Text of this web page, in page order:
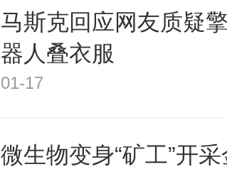
料填写“内资研发机构
次按填表说明填写。
案的研发机构，无需
马斯克回应网友质疑
器人叠衣服
01-17
微生物变身“矿工”开